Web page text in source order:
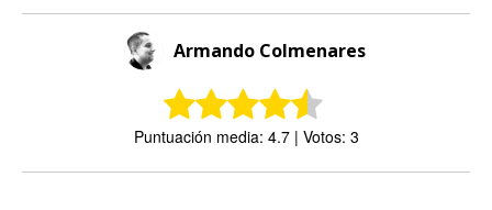
Armando Colmenares
Puntuación media: 4.7 | Votos: 3